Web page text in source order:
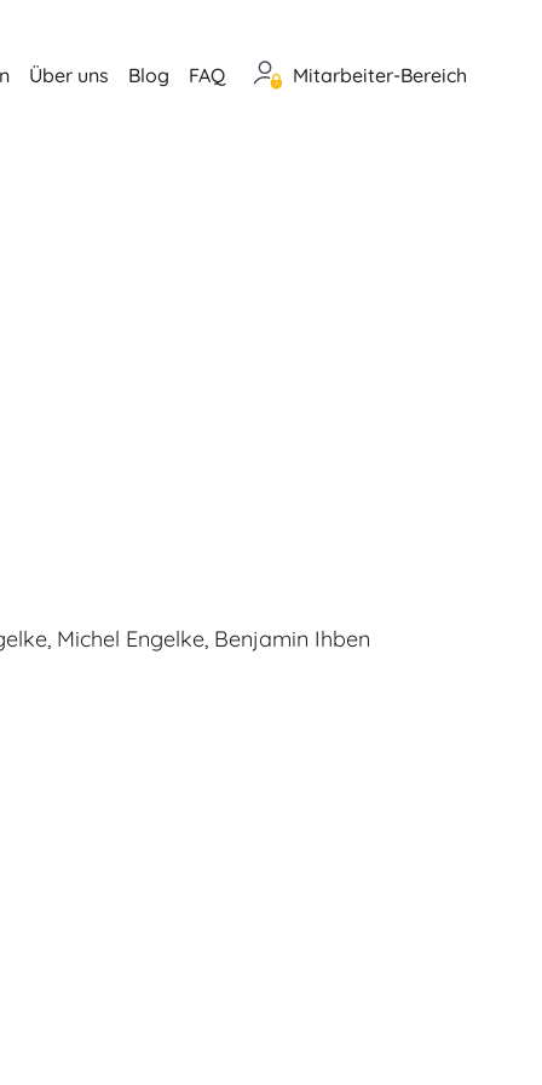
Über uns Blog FAQ Mitarbeiter-Bereich
Michel Engelke, Benjamin Ihben